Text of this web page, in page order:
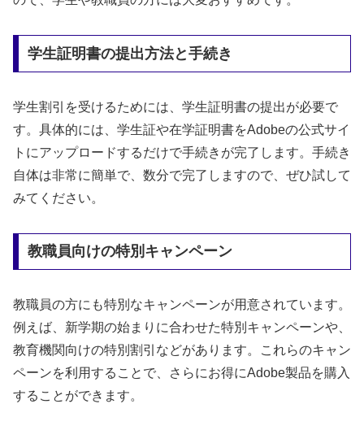
学生証明書の提出方法と手続き
学生割引を受けるためには、学生証明書の提出が必要で
す。具体的には、学生証や在学証明書をAdobeの公式サイ
トにアップロードするだけで手続きが完了します。手続き
自体は非常に簡単で、数分で完了しますので、ぜひ試して
みてください。
教職員向けの特別キャンペーン
教職員の方にも特別なキャンペーンが用意されています。
例えば、新学期の始まりに合わせた特別キャンペーンや、
教育機関向けの特別割引などがあります。これらのキャン
ペーンを利用することで、さらにお得にAdobe製品を購入
することができます。